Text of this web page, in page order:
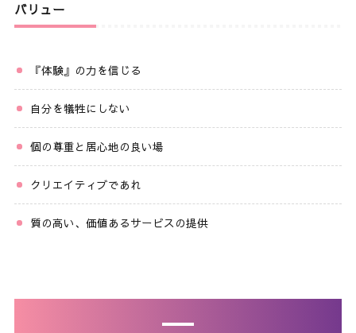
バリュー
『体験』の力を信じる
自分を犠牲にしない
個の尊重と居心地の良い場
クリエイティブであれ
質の高い、価値あるサービスの提供